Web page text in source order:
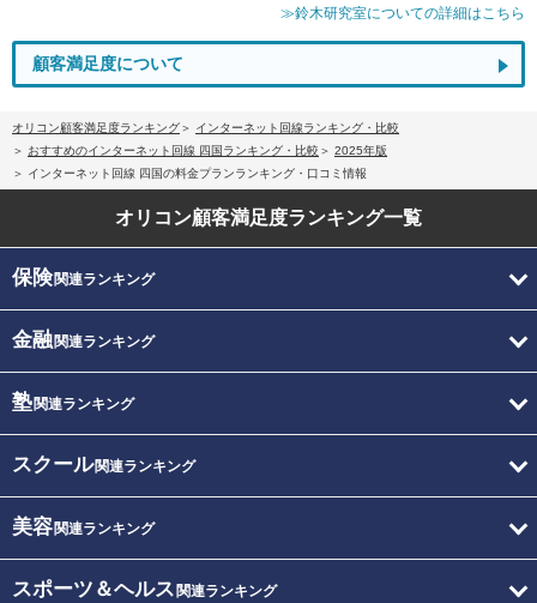
≫鈴木研究室についての詳細はこちら
顧客満足度について
オリコン顧客満足度ランキング
インターネット回線ランキング・比較
おすすめのインターネット回線 四国ランキング・比較
2025年版
インターネット回線 四国の料金プランランキング・口コミ情報
オリコン顧客満足度ランキング一覧
保険関連ランキング
金融関連ランキング
塾関連ランキング
スクール関連ランキング
美容関連ランキング
スポーツ＆ヘルス 関連ランキング